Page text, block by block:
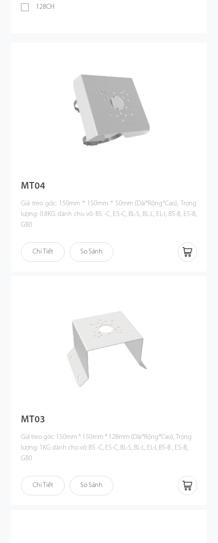
128CH
MT04
Giá treo góc: 150mm * 150mm * 50mm (Dài*Rộng*Cao), Trọng
lượng: 0.8KG dành cho vỏ: BS -C, ES-C, BL-S, BL-L, EL-I, BS-B, ES-B,
GB0
Chi Tiết So Sánh
MT03
Giá treo góc: 150mm * 150mm * 128mm (Dài*Rộng*Cao), Trọng
lượng: 1KG dành cho vỏ: BS -C, ES-C, BL-S, BL-L, EL-I, BS-B , ES-B,
GB0
Chi Tiết So Sánh